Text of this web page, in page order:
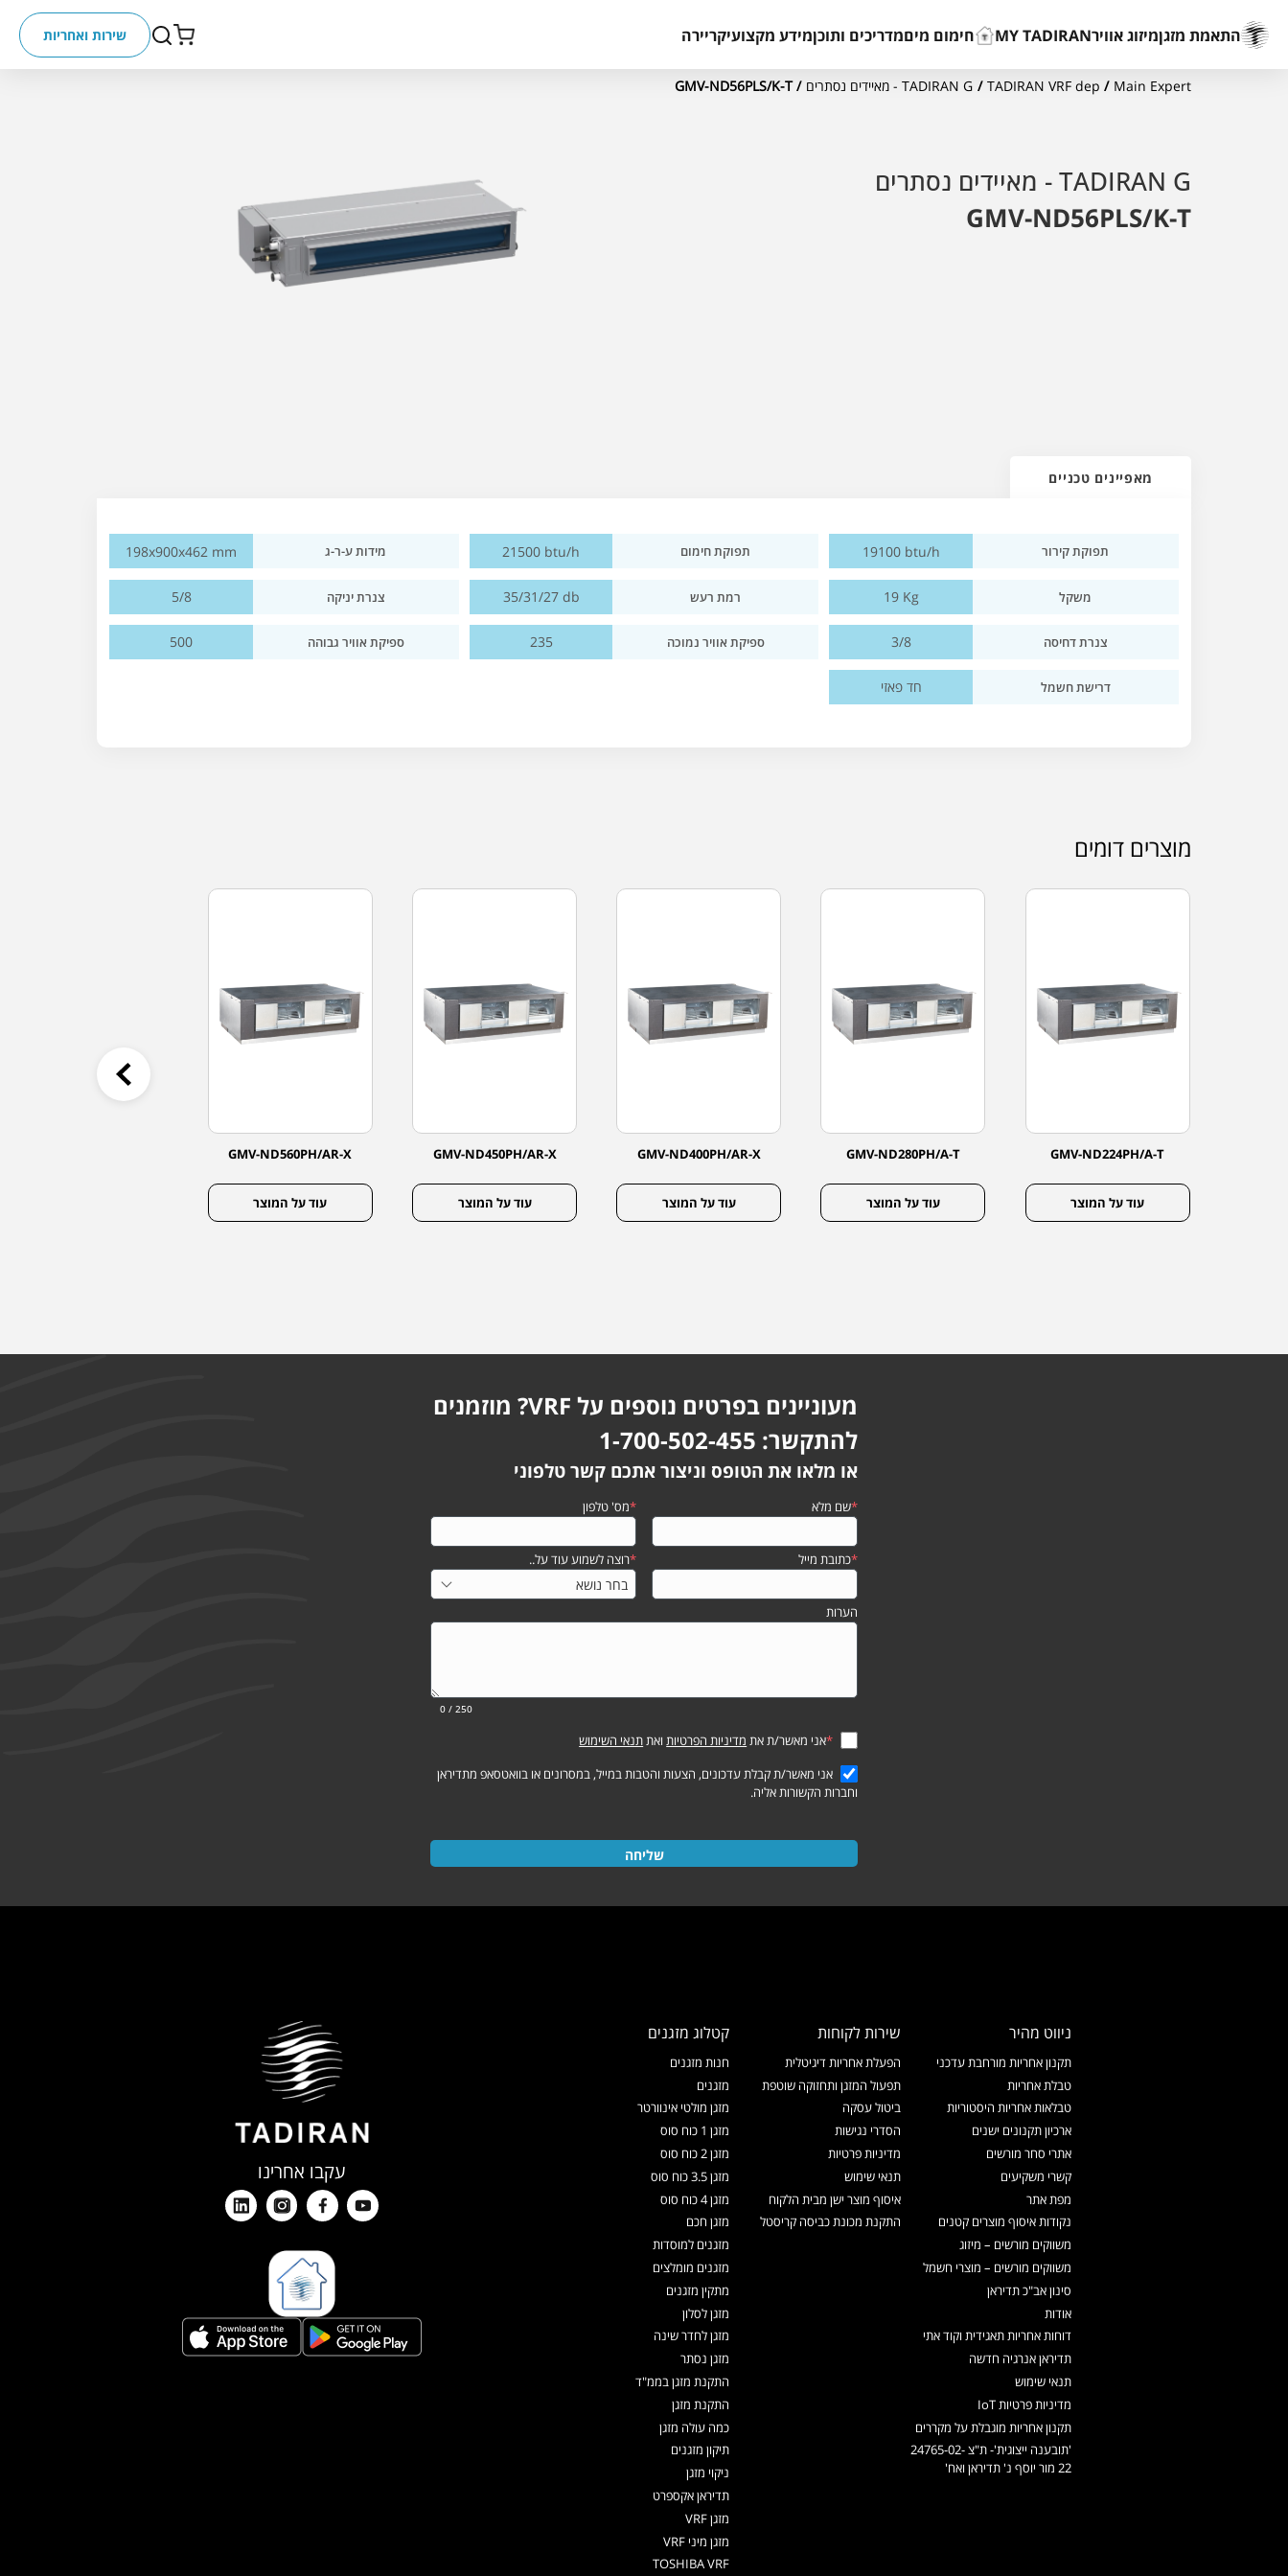
התאמת מזגןמיזוג אווירMY TADIRAN חימום מיםמדריכים ותוכןמידע מקצועיקריירה שירות ואחריות
Main Expert
/
TADIRAN VRF dep
/ TADIRAN G - מאיידים נסתרים / GMV-ND56PLS/K-T
TADIRAN G - מאיידים נסתרים
GMV-ND56PLS/K-T
מאפיינים טכניים
תפוקת קירור 19100 btu/h תפוקת חימום 21500 btu/h מידות ע-ר-ג 198x900x462 mm
משקל 19 Kg רמת רעש 35/31/27 db צנרת יניקה 5/8
צנרת דחיסה 3/8 ספיקת אוויר נמוכה 235 ספיקת אוויר גבוהה 500
דרישת חשמל חד פאזי
מוצרים דומים
GMV-ND224PH/A-T
עוד על המוצר
GMV-ND280PH/A-T
עוד על המוצר
GMV-ND400PH/AR-X
עוד על המוצר
GMV-ND450PH/AR-X
עוד על המוצר
GMV-ND560PH/AR-X
עוד על המוצר
מעוניינים בפרטים נוספים על VRF? מוזמנים
להתקשר: 1-700-502-455
או מלאו את הטופס וניצור אתכם קשר טלפוני
*שם מלא *מס' טלפון
*כתובת מייל *רוצה לשמוע עוד על..
הערות
0 / 250
*אני מאשר/ת את מדיניות הפרטיות ואתתנאי השימוש
אני מאשר/ת קבלת עדכונים, הצעות והטבות במייל, במסרונים או בוואטסאפ מתדיראן
וחברות הקשורות אליה.
שליחה
ניווט מהיר
תקנון אחריות מורחבת עדכני
טבלת אחריות
טבלאות אחריות היסטוריות
ארכיון תקנונים ישנים
אתרי סחר מורשים
קשרי משקיעים
מפת אתר
נקודות איסוף מוצרים קטנים
משווקים מורשים – מיזוג
משווקים מורשים – מוצרי חשמל
סינון אב"כ תדיראן
אודות
דוחות אחריות תאגידית וקוד אתי
תדיראן אנרגיה חדשה
תנאי שימוש
מדיניות פרטיות IoT
תקנון אחריות מוגבלת על מקררים
'תובענה ייצוגית'- ת"צ 24765-02-
22 מור יוסף נ' תדיראן ואח'
שירות לקוחות
הפעלת אחריות דיגיטלית
תפעול המזגן ותחזוקה שוטפת
ביטול עסקה
הסדרי נגישות
מדיניות פרטיות
תנאי שימוש
איסוף מוצר ישן מבית הלקוח
התקנת מכונת כביסה קריסטל
קטלוג מזגנים
חנות מזגנים
מזגנים
מזגן מולטי אינוורטר
מזגן 1 כוח סוס
מזגן 2 כוח סוס
מזגן 3.5 כוח סוס
מזגן 4 כוח סוס
מזגן חכם
מזגנים למוסדות
מזגנים מומלצים
מתקין מזגנים
מזגן לסלון
מזגן לחדר שינה
מזגן נסתר
התקנת מזגן בממ"ד
התקנת מזגן
כמה עולה מזגן
תיקון מזגנים
ניקוי מזגן
תדיראן אקספרט
מזגן VRF
מזגן מיני VRF
TOSHIBA VRF
עקבו אחרינו